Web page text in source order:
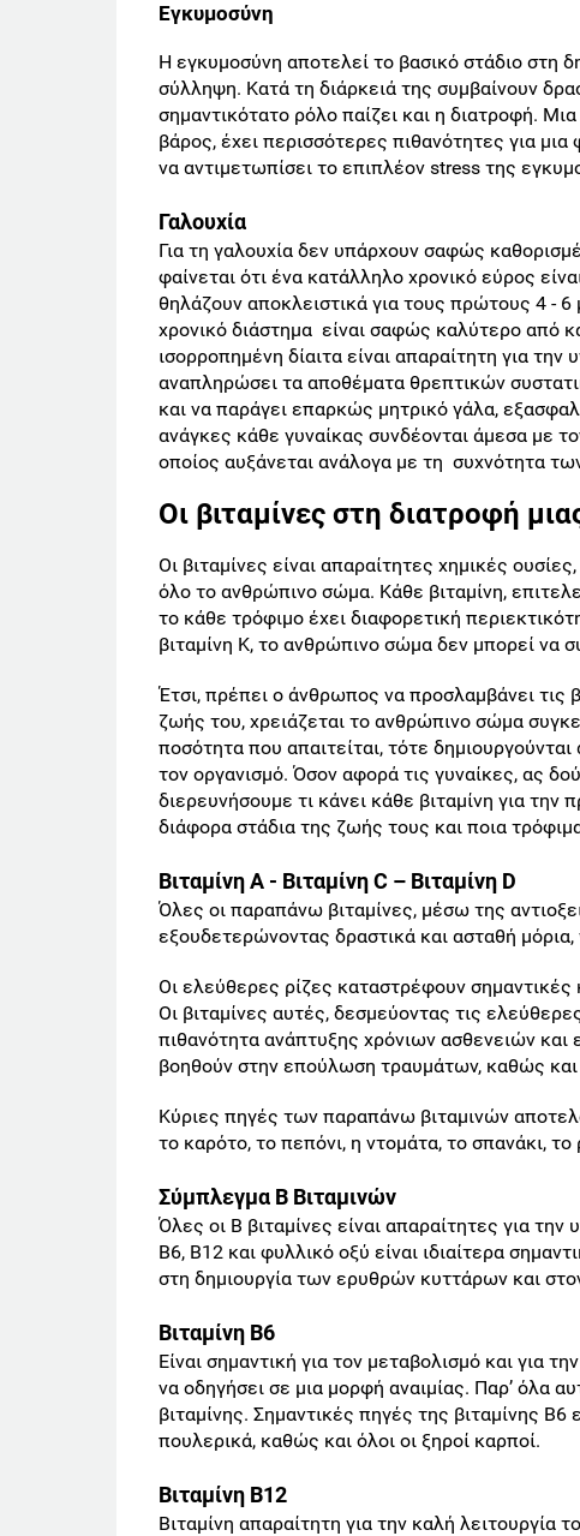
Εγκυμοσύνη
Η εγκυμοσύνη αποτελεί το βασικό στάδιο στη
σύλληψη. Κατά τη διάρκειά της συμβαίνουν
σημαντικότατο ρόλο παίζει και η διατροφή.
βάρος, έχει περισσότερες πιθανότητες για
να αντιμετωπίσει το επιπλέον stress της
Γαλουχία
Για τη γαλουχία δεν υπάρχουν σαφώς
φαίνεται ότι ένα κατάλληλο χρονικό εύρος
θηλάζουν αποκλειστικά για τους πρώτους 4 -
χρονικό διάστημα είναι σαφώς καλύτερο από
ισορροπημένη δίαιτα είναι απαραίτητη για
αναπληρώσει τα αποθέματα θρεπτικών
και να παράγει επαρκώς μητρικό γάλα,
ανάγκες κάθε γυναίκας συνδέονται άμεσα με
οποίος αυξάνεται ανάλογα με τη συχνότητα
Οι βιταμίνες στη διατροφή
Οι βιταμίνες είναι απαραίτητες χημικές
όλο το ανθρώπινο σώμα. Κάθε βιταμίνη,
το κάθε τρόφιμο έχει διαφορετική
βιταμίνη Κ, το ανθρώπινο σώμα δεν μπορεί να
Έτσι, πρέπει ο άνθρωπος να προσλαμβάνει τις
ζωής του, χρειάζεται το ανθρώπινο σώμα
ποσότητα που απαιτείται, τότε
τον οργανισμό. Όσον αφορά τις γυναίκες, ας
διερευνήσουμε τι κάνει κάθε βιταμίνη για
διάφορα στάδια της ζωής τους και ποια
Βιταμίνη Α - Βιταμίνη C – Βιταμίνη D
Όλες οι παραπάνω βιταμίνες, μέσω της
εξουδετερώνοντας δραστικά και ασταθή
Οι ελεύθερες ρίζες καταστρέφουν
Οι βιταμίνες αυτές, δεσμεύοντας τις
πιθανότητα ανάπτυξης χρόνιων ασθενειών και
βοηθούν στην επούλωση τραυμάτων, καθώς
Κύριες πηγές των παραπάνω βιταμινών
το καρότο, το πεπόνι, η ντομάτα, το σπανάκι,
Σύμπλεγμα Β Βιταμινών
Όλες οι Β βιταμίνες είναι απαραίτητες για
Β6, Β12 και φυλλικό οξύ είναι ιδιαίτερα
στη δημιουργία των ερυθρών κυττάρων και
Βιταμίνη Β6
Είναι σημαντική για τον μεταβολισμό και για
να οδηγήσει σε μια μορφή αναιμίας. Παρ’ όλα
βιταμίνης. Σημαντικές πηγές της βιταμίνης
πουλερικά, καθώς και όλοι οι ξηροί καρποί.
Βιταμίνη Β12
Βιταμίνη απαραίτητη για την καλή λειτουργία